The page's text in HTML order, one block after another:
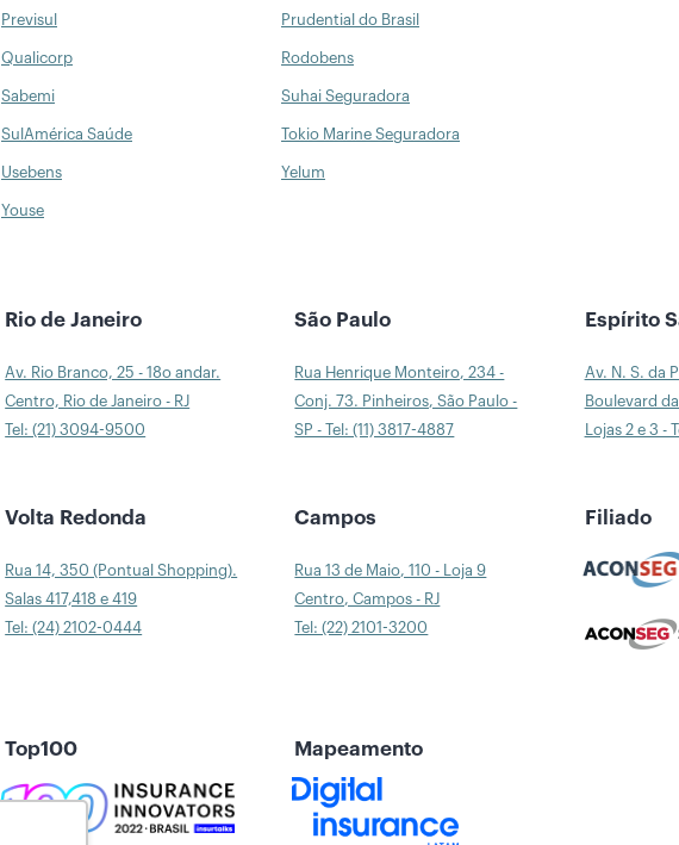
Previsul Prudential do Brasil
Qualicorp Rodobens
Sabemi Suhai Seguradora
SulAmérica Saúde Tokio Marine Seguradora
Usebens Yelum
Youse
Rio de Janeiro
Av. Rio Branco, 25 - 18o andar.
Centro, Rio de Janeiro - RJ
Tel: (21) 3094-9500
São Paulo
Rua Henrique Monteiro, 234 -
Conj. 73. Pinheiros, São Paulo -
SP - Tel: (11) 3817-4887
Espírito
Av. N. S. da
Boulevard
Lojas 2 e 3 -
Volta Redonda
Rua 14, 350 (Pontual Shopping).
Salas 417,418 e 419
Tel: (24) 2102-0444
Campos
Rua 13 de Maio, 110 - Loja 9
Centro, Campos - RJ
Tel: (22) 2101-3200
Filiado
Top100 Mapeamento